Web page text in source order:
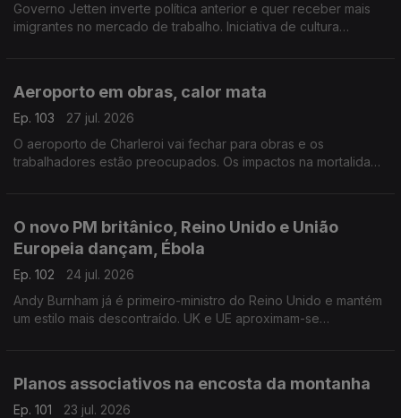
Governo Jetten inverte política anterior e quer receber mais
imigrantes no mercado de trabalho. Iniciativa de cultura
Aeroporto em obras, calor mata
Ep. 103
27 jul. 2026
O aeroporto de Charleroi vai fechar para obras e os
trabalhadores estão preocupados. Os impactos na mortalidade
O novo PM britânico, Reino Unido e União
Europeia dançam, Ébola
Ep. 102
24 jul. 2026
Andy Burnham já é primeiro-ministro do Reino Unido e mantém
um estilo mais descontraído. UK e UE aproximam-se
Planos associativos na encosta da montanha
Ep. 101
23 jul. 2026